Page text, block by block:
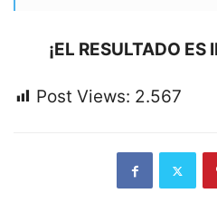
¡EL RESULTADO
Post Views: 2.567